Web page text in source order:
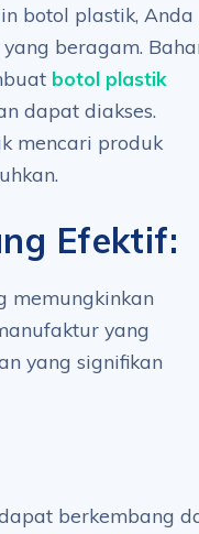
botol plastik, Anda
beragam.
botol plastik
dapat diakses.
mencari produk
Efektif:
memungkinkan
yang
yang signifikan
berkembang